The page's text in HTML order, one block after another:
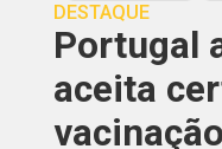
DESTAQUE
Portugal
aceita